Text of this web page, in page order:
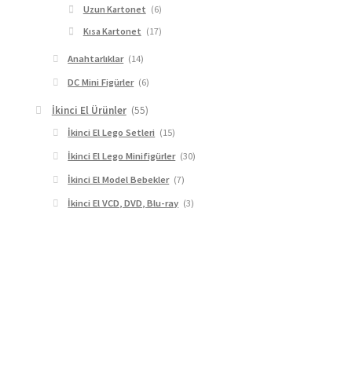
Uzun Kartonet (6)
Kısa Kartonet (17)
Anahtarlıklar (14)
DC Mini Figürler (6)
İkinci El Ürünler (55)
İkinci El Lego Setleri (15)
İkinci El Lego Minifigürler (30)
İkinci El Model Bebekler (7)
İkinci El VCD, DVD, Blu-ray (3)